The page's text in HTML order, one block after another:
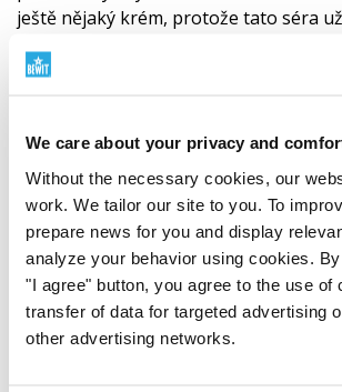
We care about your privacy and
Without the necessary cookies, our
work. We tailor our site to you. To
prepare news for you and display
analyze your behavior using cookies.
"I agree" button, you agree to the use of
transfer of data for targeted advertising
other advertising networks.
ještě nějaký krém, protože tato séra
vše, co naše pokožka potřebuje.
na další úchvatné překvapení.
Je li vam ova recenzija bila korisna?
Nicoletta Mezzina
GB (prevedi )
Kupac je potvrđen